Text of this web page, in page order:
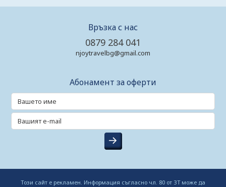
Връзка с нас
0879 284 041
njoytravelbg@gmail.com
Абонамент за оферти
Този сайт е рекламен. Информация съгласно чл. 80 от ЗТ може да